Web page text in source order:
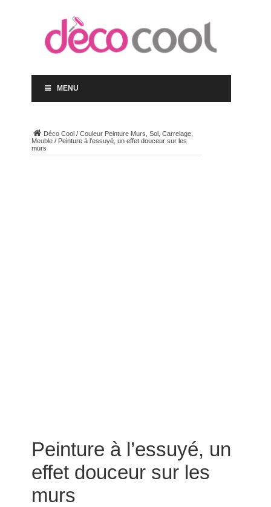
MENU
Déco Cool/ Couleur Peinture Murs, Sol, Carrelage,
Meuble/ Peinture à l’essuyé, un effet douceur sur les
murs
Peinture à l’essuyé, un
effet douceur sur les
murs